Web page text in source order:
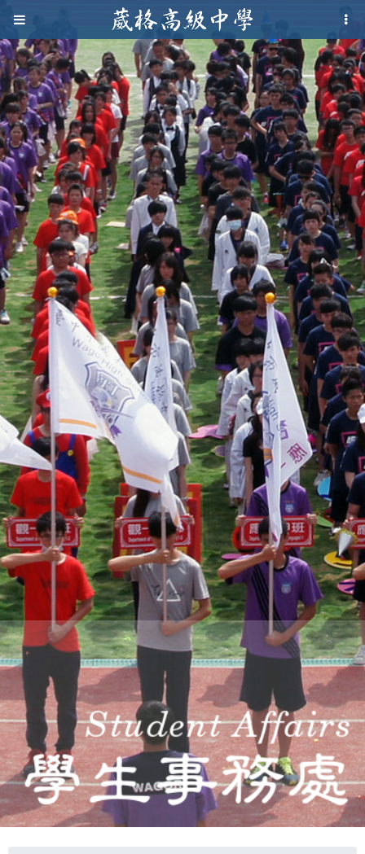
Jump to navigation
葳
格
高
級
中
學
葳
格
國
際．
國
際
葳
格。
培
養
具
國
際
移
動
力
的
世
界
公
民。
WAGOR
TODAY
THE
WORLD
TOMORROW
PUTTING
YOU
ON